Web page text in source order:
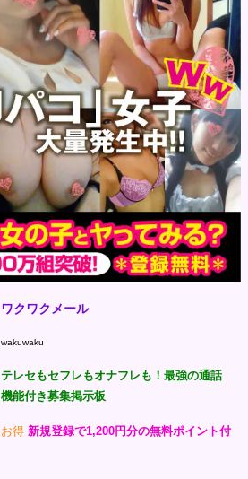
ワクワクメール
wakuwaku
テレセもセフレもオナフレも！最強の通話
機能付き募集掲示板
お得 新規登録で1,200円分の無料ポイント付